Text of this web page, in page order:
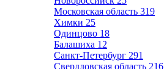
Московская область 319
Химки 25
Одинцово 18
Балашиха 12
Санкт-Петербург 291
Свердловская область 216